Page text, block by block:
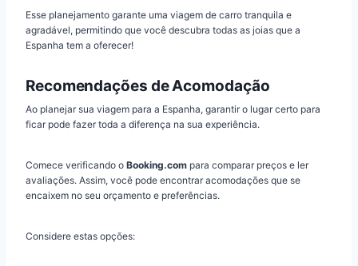
Esse planejamento garante uma viagem de carro tranquila e
agradável, permitindo que você descubra todas as joias que a
Espanha tem a oferecer!
Recomendações de Acomodação
Ao planejar sua viagem para a Espanha, garantir o lugar certo para
ficar pode fazer toda a diferença na sua experiência.
Comece verificando o Booking.com para comparar preços e ler
avaliações. Assim, você pode encontrar acomodações que se
encaixem no seu orçamento e preferências.
Considere estas opções: